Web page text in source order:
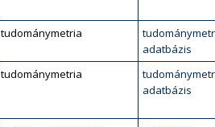
tudománymetria
adatbázis
tudománymetria
adatbázis